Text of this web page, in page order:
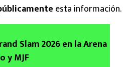
esta información.
Slam 2026 en la Arena
y MJF